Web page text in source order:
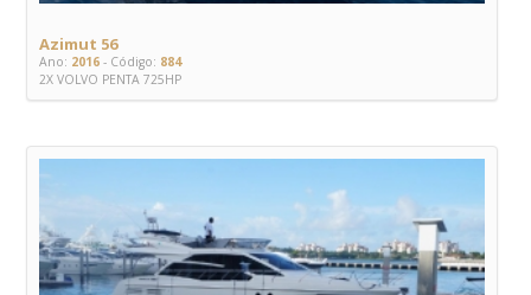
Azimut 56
Ano: 2016 - Código: 884
2X VOLVO PENTA 725HP